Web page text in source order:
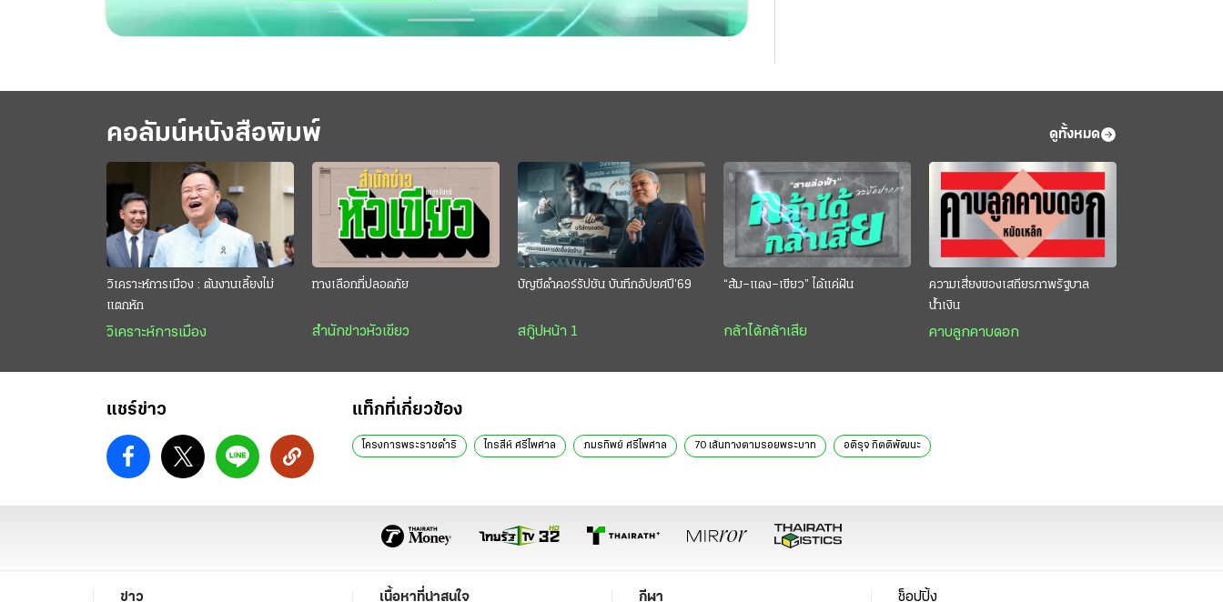
คอลัมน์หนังสือพิมพ์ ดูทั้งหมด
วิเคราะห์การเมือง : ต้นงานเลี้ยงไม่
แตกหัก
วิเคราะห์การเมือง
ทางเลือกที่ปลอดภัย
สำนักข่าวหัวเขียว
บัญชีดำคอร์รัปชัน บันทึกอัปยศปี’69
สกู๊ปหน้า 1
“ส้ม–แดง–เขียว” ได้แค่ฝัน
กล้าได้กล้าเสีย
ความเสี่ยงของเสถียรภาพรัฐบาล
น้ำเงิน
คาบลูกคาบดอก
แชร์ข่าว แท็กที่เกี่ยวข้อง
โครงการพระราชดำริ ไกรสีห์ ศรีไพศาล ภมรทิพย์ ศรีไพศาล 70 เส้นทางตามรอยพระบาท อติรุจ กิตติพัฒนะ
ข่าว เนื้อหาที่น่าสนใจ กีฬา ช็อปปิ้ง